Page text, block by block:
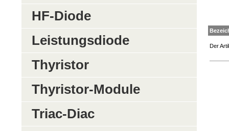
HF-Diode
Leistungsdiode
Thyristor
Thyristor-Module
Triac-Diac
Der